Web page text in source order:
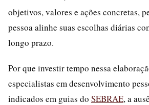
objetivos, valores e ações concretas,
pessoa alinhe suas escolhas diárias
longo prazo.
Por que investir tempo nessa
especialistas em desenvolvimento
indicados em guias do SEBRAE, a